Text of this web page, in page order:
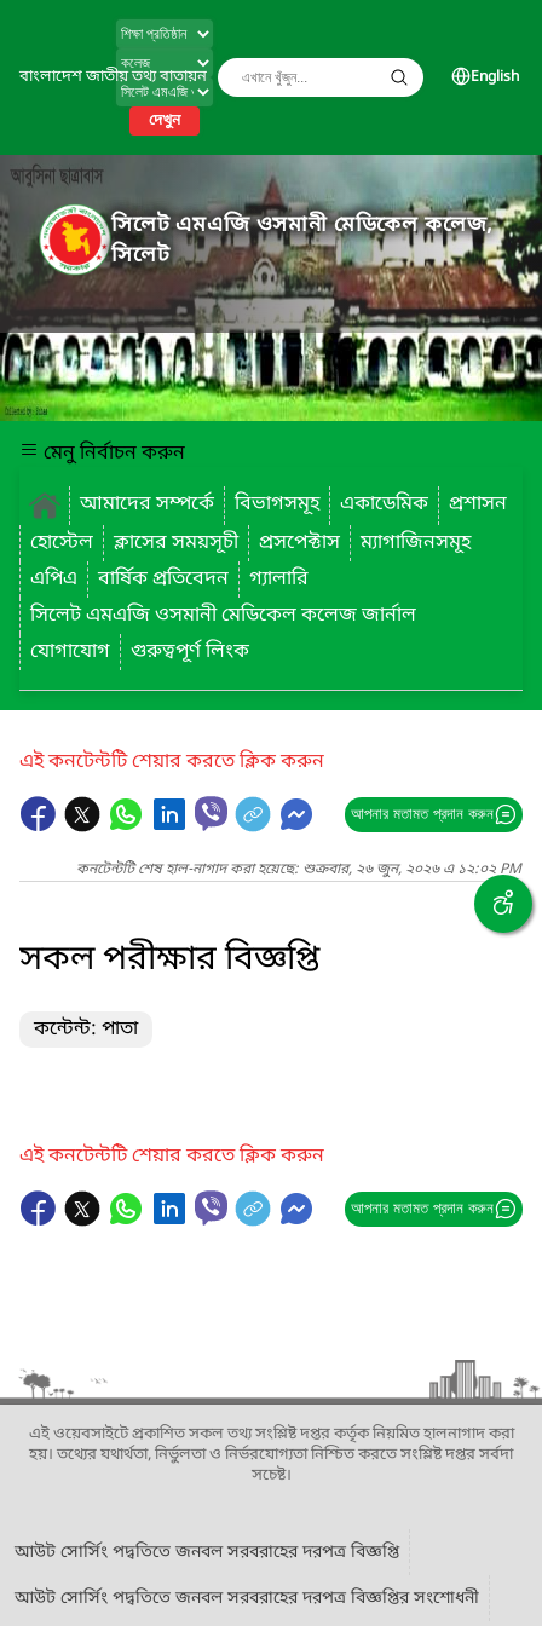
বাংলাদেশ জাতীয় তথ্য বাতায়ন
দেখুন
English
সিলেট এমএজি ওসমানী মেডিকেল কলেজ,
সিলেট
মেনু নির্বাচন করুন
আমাদের সম্পর্কে
বিভাগসমূহ একাডেমিক
প্রশাসন
হোস্টেল
ক্লাসের সময়সূচী প্রসপেক্টাস
ম্যাগাজিনসমূহ
এপিএ
বার্ষিক প্রতিবেদন
গ্যালারি
সিলেট এমএজি ওসমানী মেডিকেল কলেজ জার্নাল
যোগাযোগ
গুরুত্বপূর্ণ লিংক
এই কনটেন্টটি শেয়ার করতে ক্লিক করুন
আপনার মতামত প্রদান করুন
কনটেন্টটি শেষ হাল-নাগাদ করা হয়েছে: শুক্রবার, ২৬ জুন, ২০২৬ এ ১২:০২ PM
সকল পরীক্ষার বিজ্ঞপ্তি
কন্টেন্ট: পাতা
এই কনটেন্টটি শেয়ার করতে ক্লিক করুন
আপনার মতামত প্রদান করুন
এই ওয়েবসাইটে প্রকাশিত সকল তথ্য সংশ্লিষ্ট দপ্তর কর্তৃক নিয়মিত হালনাগাদ করা
হয়। তথ্যের যথার্থতা, নির্ভুলতা ও নির্ভরযোগ্যতা নিশ্চিত করতে সংশ্লিষ্ট দপ্তর সর্বদা
সচেষ্ট।
আউট সোর্সিং পদ্বতিতে জনবল সরবরাহের দরপত্র বিজ্ঞপ্তি
আউট সোর্সিং পদ্বতিতে জনবল সরবরাহের দরপত্র বিজ্ঞপ্তির সংশোধনী